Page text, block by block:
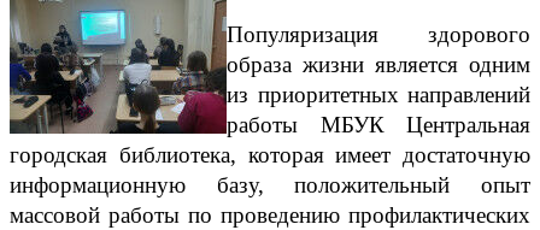
Популяризация здорового
образа жизни является одним
из приоритетных направлений
работы МБУК Центральная
городская библиотека, которая имеет достаточную
информационную базу, положительный опыт
массовой работы по проведению профилактических